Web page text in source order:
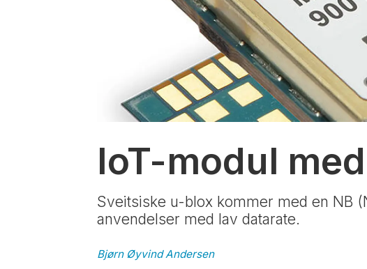
IoT-modul
Sveitsiske u-blox kommer med en NB
anvendelser med lav datarate.
Bjørn Øyvind Andersen